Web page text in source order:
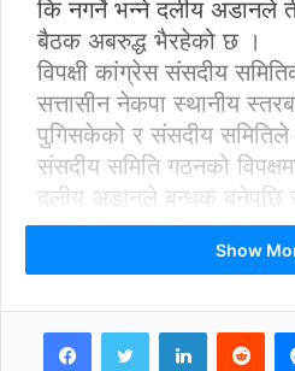
कि नगर्ने भन्ने दलीय अडानले
बैठक अबरुद्ध भैरहेको छ ।
विपक्षी कांग्रेस संसदीय
सत्तासीन नेकपा स्थानीय
पुगिसकेको र संसदीय समितिले
संसदीय समिति गठनको
दलीय अडानले बन्धक बनेपछि
जनजिविकाका विषयले
विपक्षी राजपासँगै कांग्रेस
न्यायाधीस गिरिशचन्द्र लाल
Show
LinkedIn